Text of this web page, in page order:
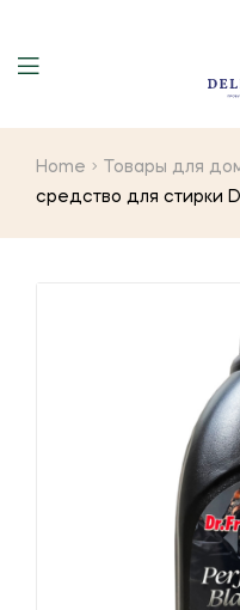
Home Товары для
средство для стирки